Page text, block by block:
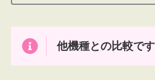
他機種との比較です